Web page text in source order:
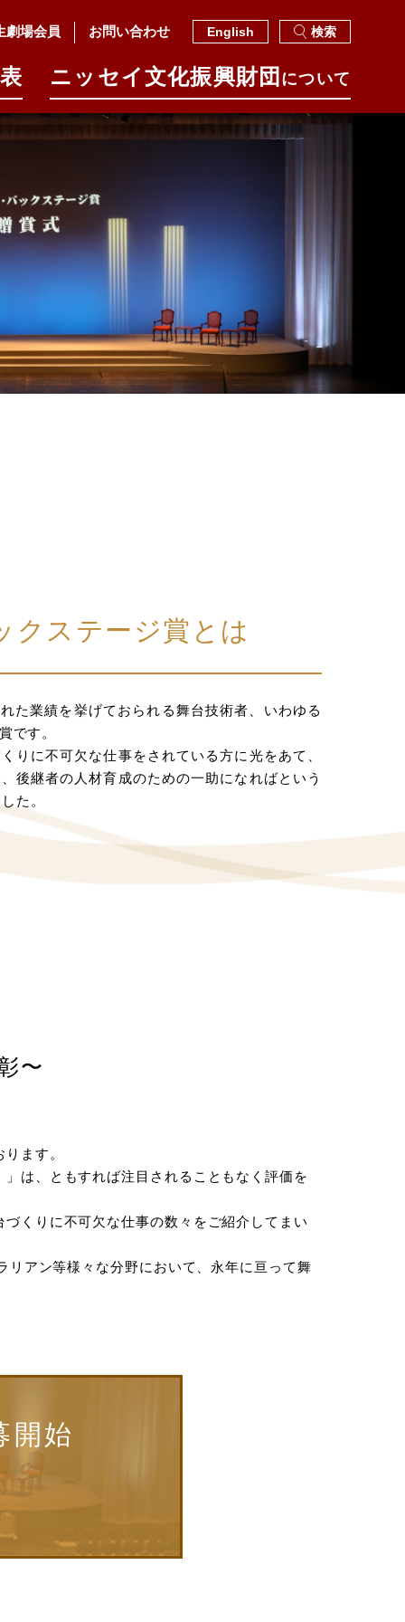
劇場会員 お問い合わせ English 検索
ニッセイ⽂化振興財団 について
クステージ賞とは
た業績を挙げておられる舞台技術者、いわゆる
です。
りに不可欠な仕事をされている方に光をあて、
後継者の人材育成のための一助になればという
た。
〜
ます。
は、ともすれば注目されることもなく評価を
くりに不可欠な仕事の数々をご紹介してまい
アン等様々な分野において、永年に亘って舞
開始